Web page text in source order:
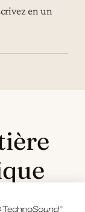
en un